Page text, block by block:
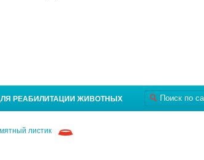
РЕАБИЛИТАЦИИ ЖИВОТНЫХ
листик